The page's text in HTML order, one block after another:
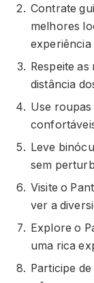
Contrate
melhores
experiência
Respeite
distância
Use roupas
Leve
sem
Visite o
ver a
Explore o
uma rica
Participe